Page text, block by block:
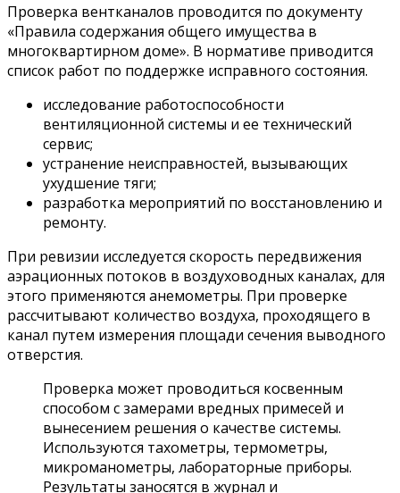
Проверка вентканалов проводится по документу
«Правила содержания общего имущества в
многоквартирном доме». В нормативе приводится
список работ по поддержке исправного состояния.
исследование работоспособности
вентиляционной системы и ее технический
сервис;
устранение неисправностей, вызывающих
ухудшение тяги;
разработка мероприятий по восстановлению и
ремонту.
При ревизии исследуется скорость передвижения
аэрационных потоков в воздуховодных каналах, для
этого применяются анемометры. При проверке
рассчитывают количество воздуха, проходящего в
канал путем измерения площади сечения выводного
отверстия.
Проверка может проводиться косвенным
способом с замерами вредных примесей и
вынесением решения о качестве системы.
Используются тахометры, термометры,
микроманометры, лабораторные приборы.
Результаты заносятся в журнал и